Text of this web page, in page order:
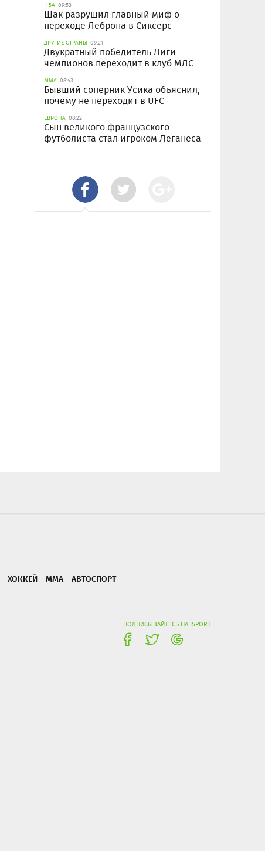
НБА 09:53
Шак разрушил главный миф о
переходе Леброна в Сиксерс
ДРУГИЕ СТРАНЫ 09:21
Двукратный победитель Лиги
чемпионов переходит в клуб МЛС
ММА 08:43
Бывший соперник Усика объяснил,
почему не переходит в UFC
ЕВРОПА 08:22
Сын великого французского
футболиста стал игроком Леганеса
ХОККЕЙ ММА АВТОСПОРТ
ПОДПИСЫВАЙТЕСЬ НА ISPORT